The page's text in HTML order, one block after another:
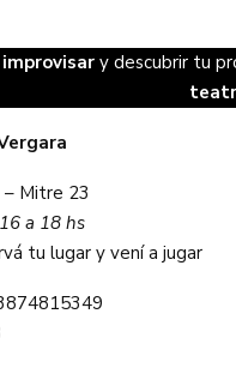
y descubrir tu
– Mitre 23
16 a 18 hs
tu lugar y vení a jugar